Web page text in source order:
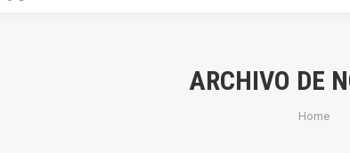
ARCHIVO DE
You are
Home